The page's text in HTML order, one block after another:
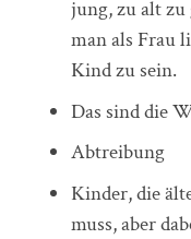
jung, zu alt
man als Frau
Kind zu sein.
Das sind die
Abtreibung
Kinder, die
muss, aber